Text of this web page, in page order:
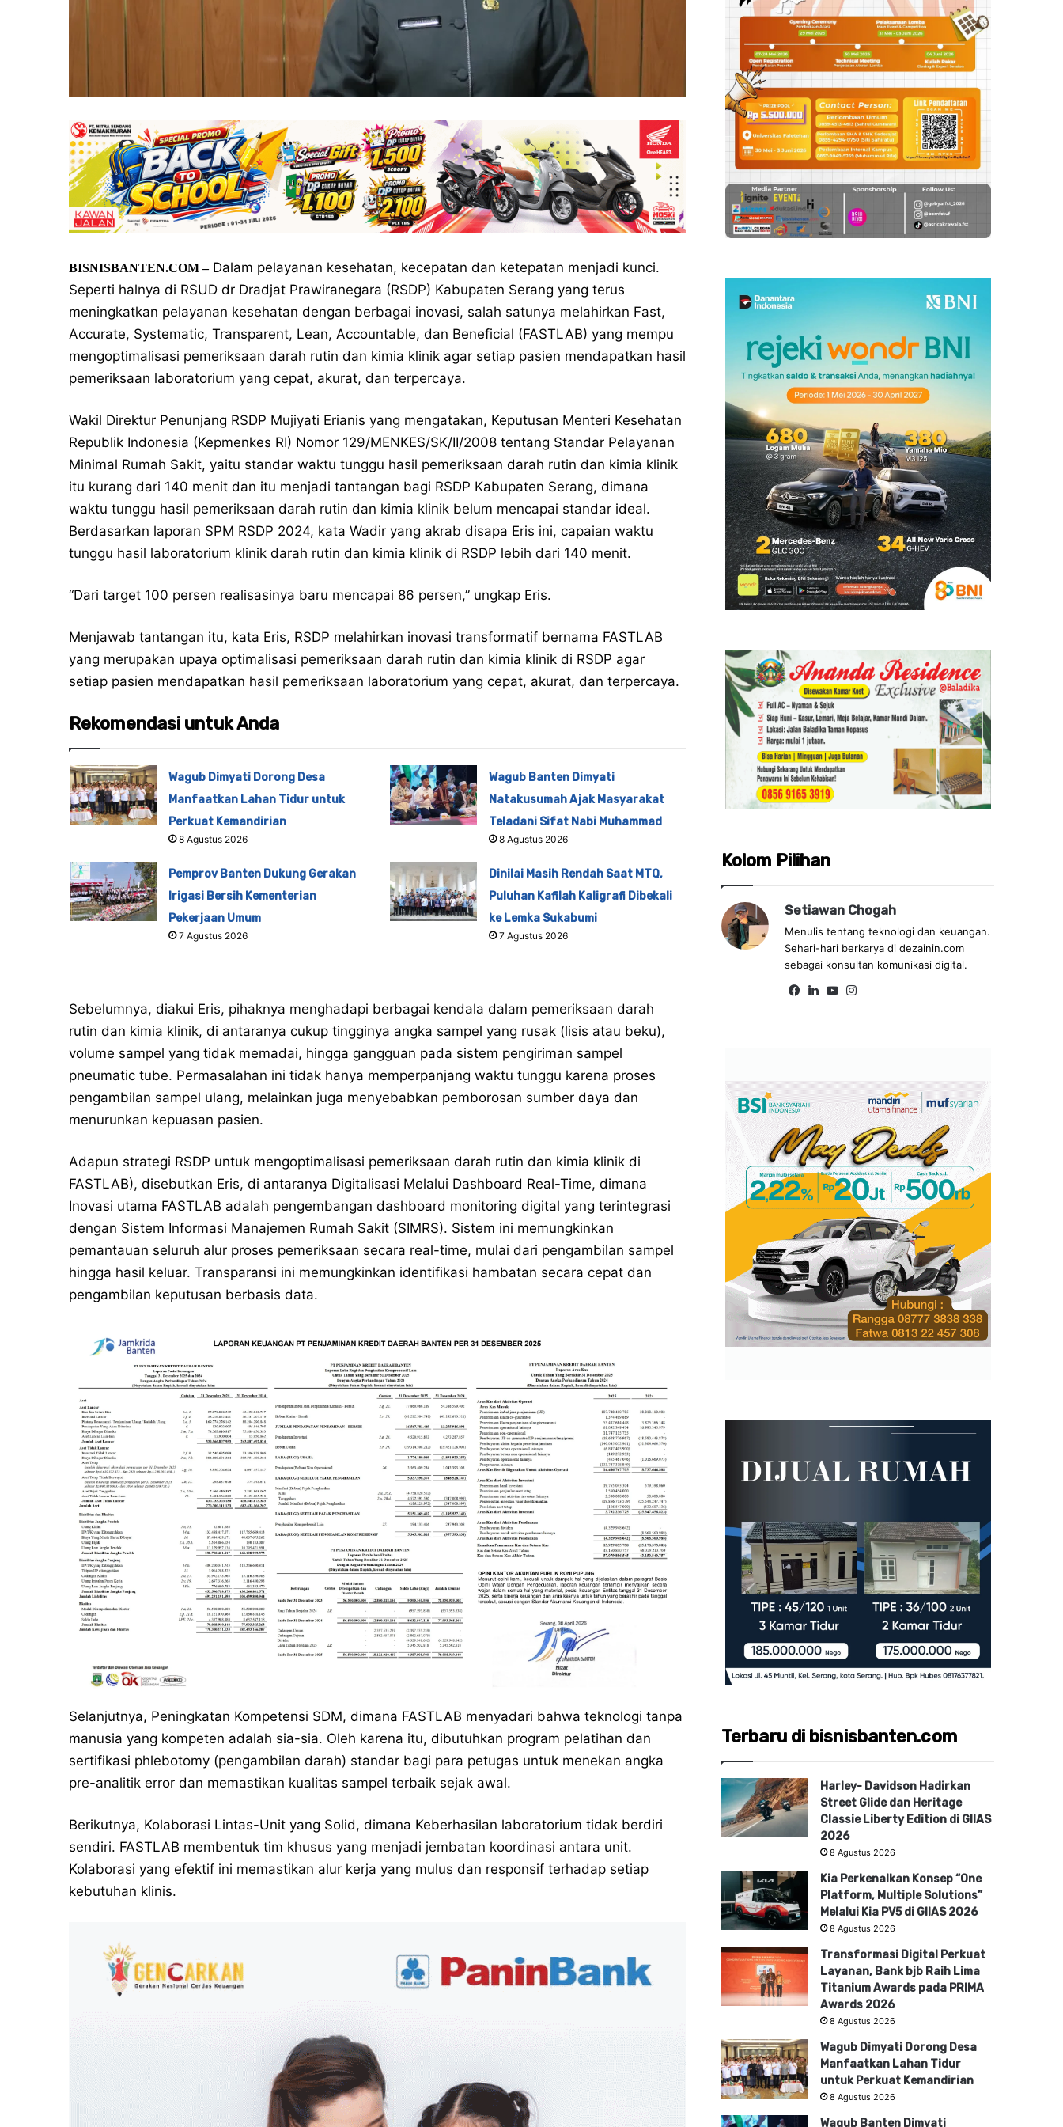
BISNISBANTEN.COM –Dalam pelayanan kesehatan, kecepatan dan ketepatan menjadi kunci.
Seperti halnya di RSUD dr Dradjat Prawiranegara (RSDP) Kabupaten Serang yang terus
meningkatkan pelayanan kesehatan dengan berbagai inovasi, salah satunya melahirkan Fast,
Accurate, Systematic, Transparent, Lean, Accountable, dan Beneficial (FASTLAB) yang mempu
mengoptimalisasi pemeriksaan darah rutin dan kimia klinik agar setiap pasien mendapatkan hasil
pemeriksaan laboratorium yang cepat, akurat, dan terpercaya.
Wakil Direktur Penunjang RSDP Mujiyati Erianis yang mengatakan, Keputusan Menteri Kesehatan
Republik Indonesia (Kepmenkes RI) Nomor 129/MENKES/SK/II/2008 tentang Standar Pelayanan
Minimal Rumah Sakit, yaitu standar waktu tunggu hasil pemeriksaan darah rutin dan kimia klinik
itu kurang dari 140 menit dan itu menjadi tantangan bagi RSDP Kabupaten Serang, dimana
waktu tunggu hasil pemeriksaan darah rutin dan kimia klinik belum mencapai standar ideal.
Berdasarkan laporan SPM RSDP 2024, kata Wadir yang akrab disapa Eris ini, capaian waktu
tunggu hasil laboratorium klinik darah rutin dan kimia klinik di RSDP lebih dari 140 menit.
“Dari target 100 persen realisasinya baru mencapai 86 persen,” ungkap Eris.
Menjawab tantangan itu, kata Eris, RSDP melahirkan inovasi transformatif bernama FASTLAB
yang merupakan upaya optimalisasi pemeriksaan darah rutin dan kimia klinik di RSDP agar
setiap pasien mendapatkan hasil pemeriksaan laboratorium yang cepat, akurat, dan terpercaya.
Rekomendasi untuk Anda
Wagub Dimyati Dorong Desa
Manfaatkan Lahan Tidur untuk
Perkuat Kemandirian
8 Agustus 2026
Wagub Banten Dimyati
Natakusumah Ajak Masyarakat
Teladani Sifat Nabi Muhammad
8 Agustus 2026
Pemprov Banten Dukung Gerakan
Irigasi Bersih Kementerian
Pekerjaan Umum
7 Agustus 2026
Dinilai Masih Rendah Saat MTQ,
Puluhan Kafilah Kaligrafi Dibekali
ke Lemka Sukabumi
7 Agustus 2026
Sebelumnya, diakui Eris, pihaknya menghadapi berbagai kendala dalam pemeriksaan darah
rutin dan kimia klinik, di antaranya cukup tingginya angka sampel yang rusak (lisis atau beku),
volume sampel yang tidak memadai, hingga gangguan pada sistem pengiriman sampel
pneumatic tube. Permasalahan ini tidak hanya memperpanjang waktu tunggu karena proses
pengambilan sampel ulang, melainkan juga menyebabkan pemborosan sumber daya dan
menurunkan kepuasan pasien.
Adapun strategi RSDP untuk mengoptimalisasi pemeriksaan darah rutin dan kimia klinik di
FASTLAB), disebutkan Eris, di antaranya Digitalisasi Melalui Dashboard Real-Time, dimana
Inovasi utama FASTLAB adalah pengembangan dashboard monitoring digital yang terintegrasi
dengan Sistem Informasi Manajemen Rumah Sakit (SIMRS). Sistem ini memungkinkan
pemantauan seluruh alur proses pemeriksaan secara real-time, mulai dari pengambilan sampel
hingga hasil keluar. Transparansi ini memungkinkan identifikasi hambatan secara cepat dan
pengambilan keputusan berbasis data.
Selanjutnya, Peningkatan Kompetensi SDM, dimana FASTLAB menyadari bahwa teknologi tanpa
manusia yang kompeten adalah sia-sia. Oleh karena itu, dibutuhkan program pelatihan dan
sertifikasi phlebotomy (pengambilan darah) standar bagi para petugas untuk menekan angka
pre-analitik error dan memastikan kualitas sampel terbaik sejak awal.
Berikutnya, Kolaborasi Lintas-Unit yang Solid, dimana Keberhasilan laboratorium tidak berdiri
sendiri. FASTLAB membentuk tim khusus yang menjadi jembatan koordinasi antara unit.
Kolaborasi yang efektif ini memastikan alur kerja yang mulus dan responsif terhadap setiap
kebutuhan klinis.
Kolom Pilihan
Setiawan Chogah
Menulis tentang teknologi dan keuangan.
Sehari-hari berkarya di dezainin.com
sebagai konsultan komunikasi digital.
Fa Lin Yo
Terbaru di bisnisbanten.com
Harley- Davidson Hadirkan
Street Glide dan Heritage
Classie Liberty Edition di GIIAS
2026
8 Agustus 2026
Kia Perkenalkan Konsep “One
Platform, Multiple Solutions”
Melalui Kia PV5 di GIIAS 2026
8 Agustus 2026
Transformasi Digital Perkuat
Layanan, Bank bjb Raih Lima
Titanium Awards pada PRIMA
Awards 2026
8 Agustus 2026
Wagub Dimyati Dorong Desa
Manfaatkan Lahan Tidur
untuk Perkuat Kemandirian
8 Agustus 2026
Wagub Banten Dimyati